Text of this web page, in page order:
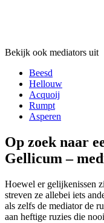
Bekijk ook mediators uit
Beesd
Hellouw
Acquoij
Rumpt
Asperen
Op zoek naar
Gellicum –
Hoewel er gelijkenissen
streven ze allebei iets
als zelfs de mediator de
aan heftige ruzies die